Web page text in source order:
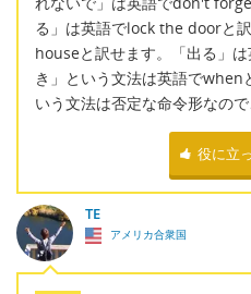
る」は英語でlock the doorと
houseと訳せます。「出る」
き」という文法は英語でwhen
いう文法は否定な命令形なの
役に立
TE
アメリカ合衆国